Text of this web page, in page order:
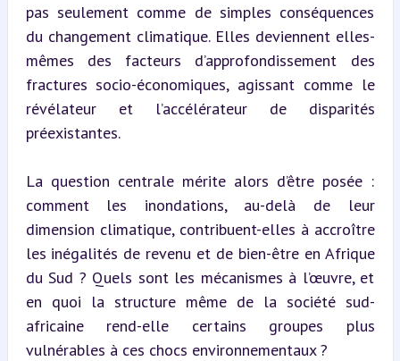
pas seulement comme de simples conséquences
du changement climatique. Elles deviennent elles-
mêmes des facteurs d’approfondissement des
fractures socio-économiques, agissant comme le
révélateur et l’accélérateur de disparités
préexistantes.
La question centrale mérite alors d’être posée :
comment les inondations, au-delà de leur
dimension climatique, contribuent-elles à accroître
les inégalités de revenu et de bien-être en Afrique
du Sud ? Quels sont les mécanismes à l’œuvre, et
en quoi la structure même de la société sud-
africaine rend-elle certains groupes plus
vulnérables à ces chocs environnementaux ?